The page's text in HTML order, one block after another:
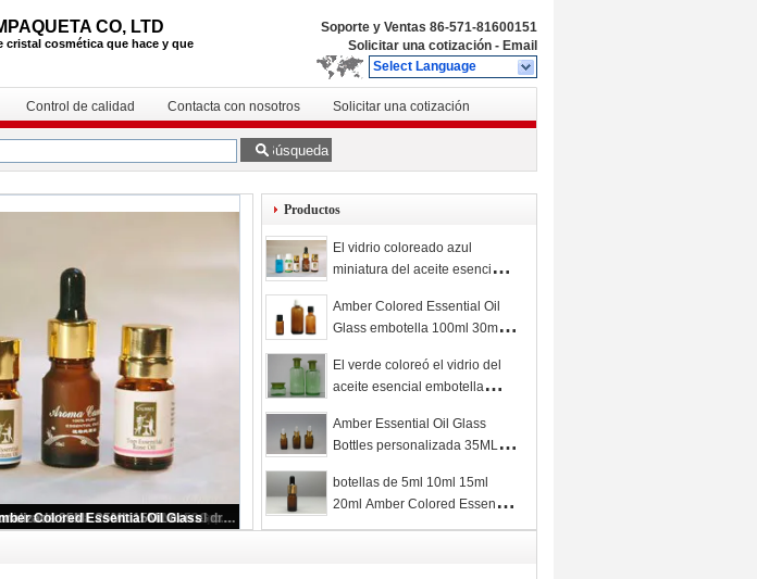
CO, LTD
cristal cosmética que hace y que
Soporte y Ventas 86-571-81600151
Solicitar una cotización - Email
Select Language
Control de calidad Contacta con nosotros Solicitar una cotización
Búsqueda
El vidrio coloreado azul miniatura del aceite esencial embotella 5ml-10ml con el reductor y el casquillo del orificio del PESO
Productos
El vidrio coloreado azul
miniatura del aceite esencial
reductor y el casquillo del
orificio del PESO
Amber Colored Essential Oil
Glass embotella 100ml 30ml
casquillo
El verde coloreó el vidrio del
aceite esencial embotella
reductor y el casquillo del
orificio
Amber Essential Oil Glass
Bottles personalizada 35ML
botellas de 5ml 10ml 15ml
20ml Amber Colored Essential
Oil Glass